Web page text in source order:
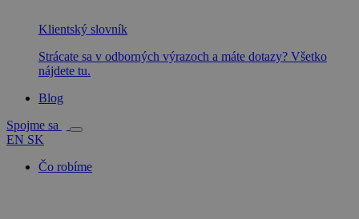
Klientský slovník
Strácate sa v odborných výrazoch a máte dotazy? Všetko
nájdete tu.
Blog
Spojme sa
EN SK
Čo robíme